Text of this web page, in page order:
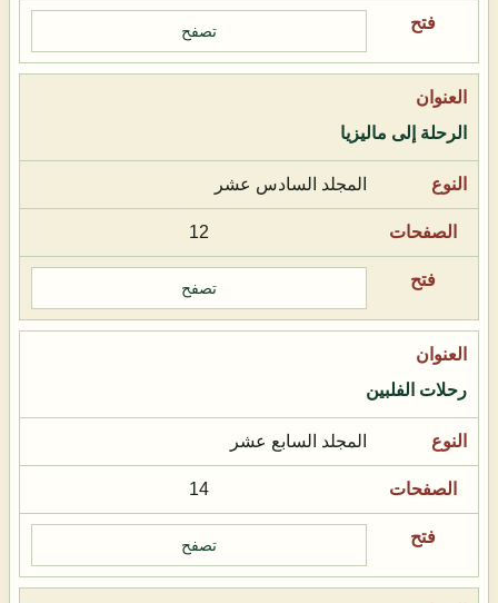
تصفح
الرحلة إلى ماليزيا
المجلد السادس عشر
12
تصفح
رحلات الفلبين
المجلد السابع عشر
14
تصفح